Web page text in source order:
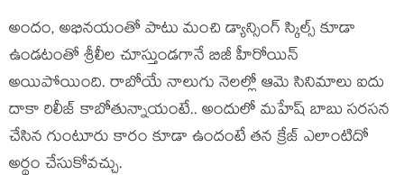
అందం, అభినయంతో పాటు మంచి డ్యాన్సింగ్ స్కిల్స్ కూడా
ఉండ‌టంతో శ్రీలీల చూస్తుండ‌గానే బిజీ హీరోయిన్
అయిపోయింది. రాబోయే నాలుగు నెల‌ల్లో ఆమె సినిమాలు ఐదు
దాకా రిలీజ్ కాబోతున్నాయంటే.. అందులో మ‌హేష్ బాబు స‌ర‌స‌న
చేసిన గుంటూరు కారం కూడా ఉందంటే తన క్రేజ్ ఎలాంటిదో
అర్థం చేసుకోవ‌చ్చు.